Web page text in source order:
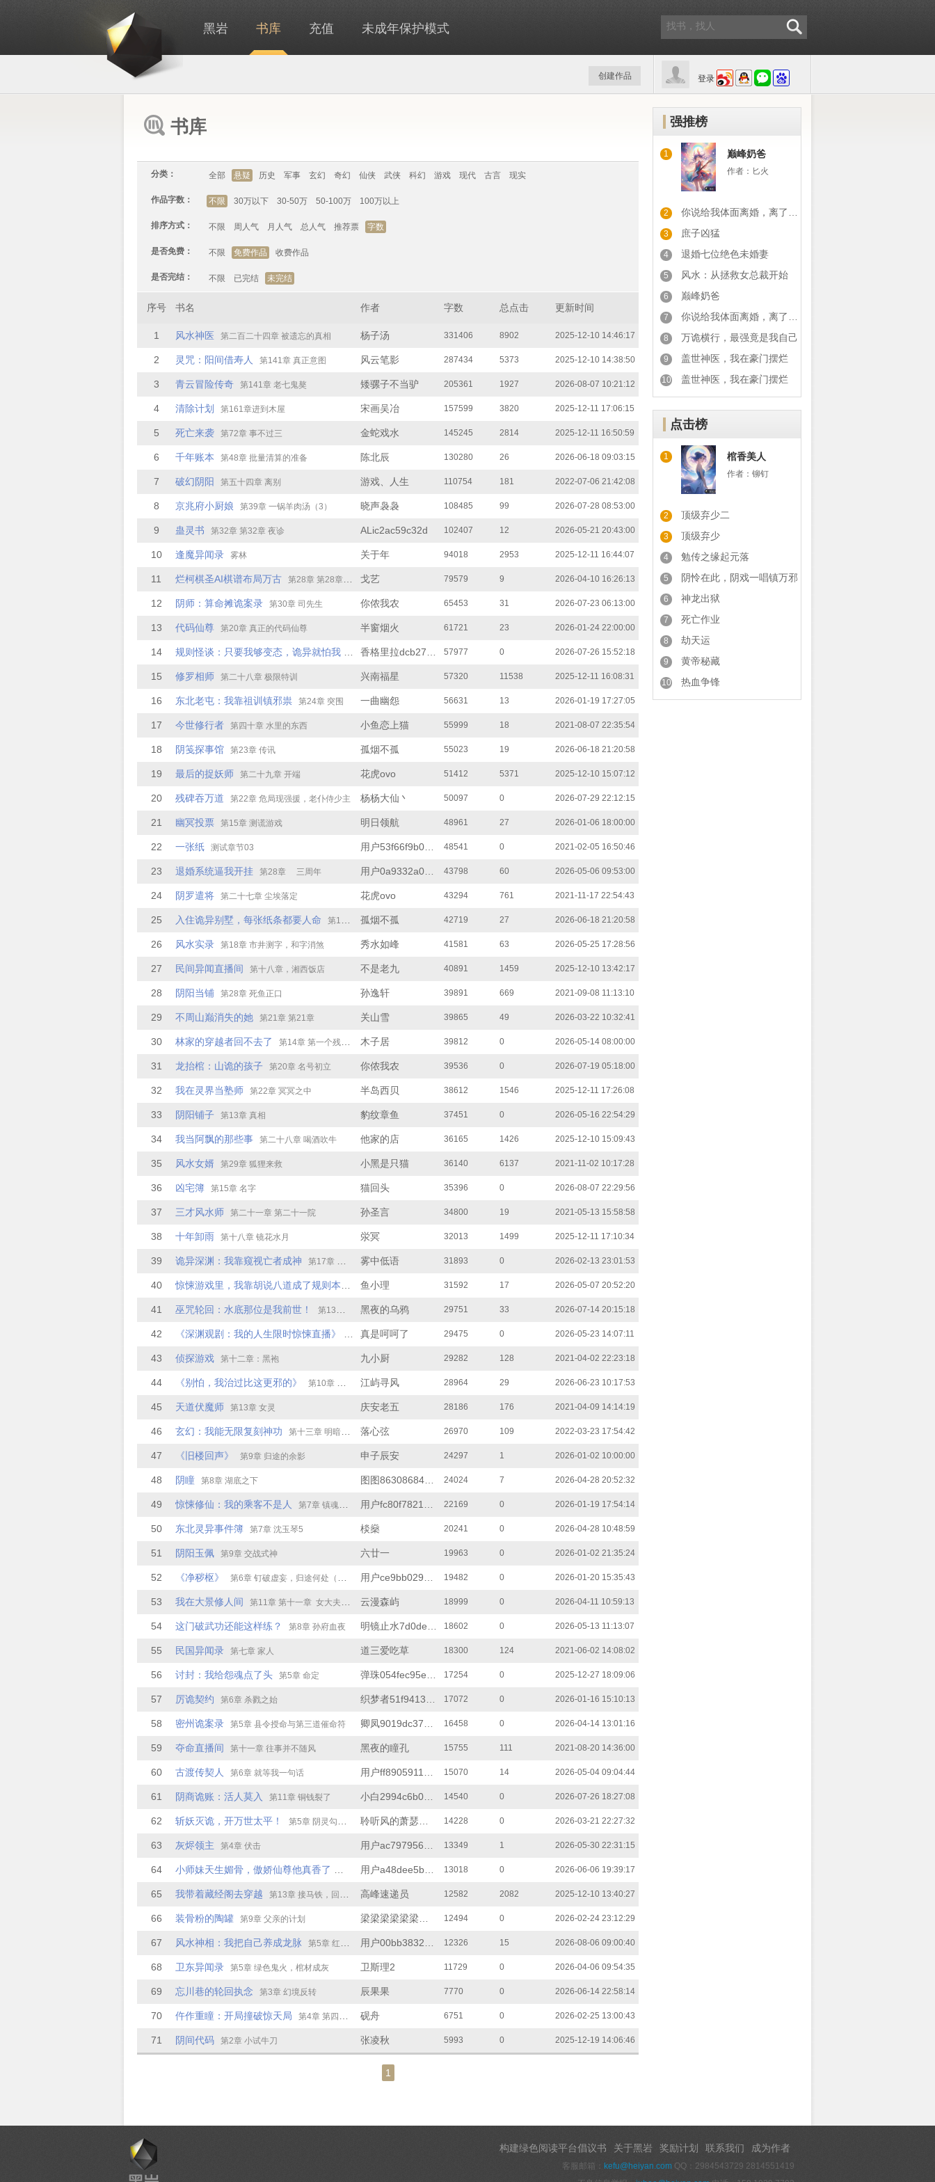
黑岩 书库 充值 未成年保护模式
登录
创建作品
书库
分类： 全部 悬疑 历史 军事 玄幻 奇幻 仙侠 武侠 科幻 游戏 现代 古言 现实
作品字数： 不限 30万以下 30-50万 50-100万 100万以上
排序方式： 不限 周人气 月人气 总人气 推荐票 字数
是否免费： 不限 免费作品 收费作品
是否完结： 不限 已完结 未完结
序号 书名 作者 字数 总点击 更新时间
1 风水神医 第二百二十四章 被遗忘的真相 杨子汤 331406 8902 2025-12-10 14:46:17
2 灵咒：阳间借寿人 第141章 真正意图 风云笔影 287434 5373 2025-12-10 14:38:50
3 青云冒险传奇 第141章 老七鬼獒 矮骡子不当驴 205361 1927 2026-08-07 10:21:12
4 清除计划 第161章进到木屋 宋画吴冶 157599 3820 2025-12-11 17:06:15
5 死亡来袭 第72章 事不过三 金蛇戏水 145245 2814 2025-12-11 16:50:59
6 千年账本 第48章 批量清算的准备 陈北辰 130280 26 2026-06-18 09:03:15
7 破幻阴阳 第五十四章 离别 游戏、人生 110754 181 2022-07-06 21:42:08
8 京兆府小厨娘 第39章 一锅羊肉汤（3） 晓声袅袅 108485 99 2026-07-28 08:53:00
9 蛊灵书 第32章 第32章 夜诊 ALic2ac59c32d 102407 12 2026-05-21 20:43:00
10 逢魔异闻录 雾林 关于年 94018 2953 2025-12-11 16:44:07
11 烂柯棋圣AI棋谱布局万古 第28章 第28章 第28章 三个月布局！陈柯的【天道棋盘】 戈艺 79579 9 2026-04-10 16:26:13
12 阴师：算命摊诡案录 第30章 司先生 你侬我农 65453 31 2026-07-23 06:13:00
13 代码仙尊 第20章 真正的代码仙尊 半窗烟火 61721 23 2026-01-24 22:00:00
14 规则怪谈：只要我够变态，诡异就怕我 第40章 深渊主宰的终极上市与万界大结局
57977 0 2026-07-26 15:52:18
15 修罗相师 第二十八章 极限特训 兴南福星 57320 11538 2025-12-11 16:08:31
16 东北老屯：我靠祖训镇邪祟 第24章 突围 一曲幽怨 56631 13 2026-01-19 17:27:05
17 今世修行者 第四十章 水里的东西 小鱼恋上猫 55999 18 2021-08-07 22:35:54
18 阴笺探事馆 第23章 传讯 孤烟不孤 55023 19 2026-06-18 21:20:58
19 最后的捉妖师 第二十九章 开端 花虎ovo 51412 5371 2025-12-10 15:07:12
20 残碑吞万道 第22章 危局现强援，老仆侍少主 杨杨大仙丶 50097 0 2026-07-29 22:12:15
21 幽冥投票 第15章 测谎游戏 明日领航 48961 27 2026-01-06 18:00:00
22 一张纸 测试章节03 48541 0 2021-02-05 16:50:46
23 退婚系统逼我开挂 第28章 三周年 43798 60 2026-05-06 09:53:00
24 阴罗遣将 第二十七章 尘埃落定 花虎ovo 43294 761 2021-11-17 22:54:43
25 入住诡异别墅，每张纸条都要人命 第17章 密道限时封锁，全队奔赴山村古宅 孤烟不孤 42719 27 2026-06-18 21:20:58
26 风水实录 第18章 市井测字，和字消煞 秀水如峰 41581 63 2026-05-25 17:28:56
27 民间异闻直播间 第十八章，湘西饭店 不是老九 40891 1459 2025-12-10 13:42:17
28 阴阳当铺 第28章 死鱼正口 孙逸轩 39891 669 2021-09-08 11:13:10
29 不周山巅消失的她 第21章 第21章 关山雪 39865 49 2026-03-22 10:32:41
30 林家的穿越者回不去了 第14章 第一个残响（下） 木子居 39812 0 2026-05-14 08:00:00
31 龙抬棺：山诡的孩子 第20章 名号初立 你侬我农 39536 0 2026-07-19 05:18:00
32 我在灵界当塾师 第22章 冥冥之中 半岛西贝 38612 1546 2025-12-11 17:26:08
33 阴阳铺子 第13章 真相 豹纹章鱼 37451 0 2026-05-16 22:54:29
34 我当阿飘的那些事 第二十八章 喝酒吹牛 他家的店 36165 1426 2025-12-10 15:09:43
35 风水女婿 第29章 狐狸来救 小黑是只猫 36140 6137 2021-11-02 10:17:28
36 凶宅簿 第15章 名字 猫回头 35396 0 2026-08-07 22:29:56
37 三才风水师 第二十一章 第二十一院 孙圣言 34800 19 2021-05-13 15:58:58
38 十年卸雨 第十八章 镜花水月 泶冥 32013 1499 2025-12-11 17:10:34
39 诡异深渊：我靠窥视亡者成神 第17章 电话里的诡？ 雾中低语 31893 0 2026-02-13 23:01:53
40 第10章 新玩家入场
鱼小理 31592 17 2026-05-07 20:52:20
41 巫咒轮回：水底那位是我前世！ 第13章 你是刘妃吗？ 黑夜的乌鸦 29751 33 2026-07-14 20:15:18
42 《深渊观剧：我的人生限时惊悚直播》 第13章 恶童之死，暴走的屠夫买单
真是呵呵了 29475 0 2026-05-23 14:07:11
43 侦探游戏 第十二章：黑袍 九小厨 29282 128 2021-04-02 22:23:18
44 《别怕，我治过比这更邪的》 第10章 第一个也姓李 江屿寻风 28964 29 2026-06-23 10:17:53
45 天道伏魔师 第13章 女灵 庆安老五 28186 176 2021-04-09 14:14:19
46 玄幻：我能无限复刻神功 第十三章 明暗相斗 落心弦 26970 109 2022-03-23 17:54:42
47 《旧楼回声》 第9章 归途的余影 申子辰安 24297 1 2026-01-02 10:00:00
48 阴瞳 第8章 湖底之下 24024 7 2026-04-28 20:52:32
49 惊悚修仙：我的乘客不是人 第7章 镇魂铃响，黄泉路开（下） 22169 0 2026-01-19 17:54:14
50 东北灵异事件簿 第7章 沈玉琴5 棪燊 20241 0 2026-04-28 10:48:59
51 阴阳玉佩 第9章 交战式神 六廿一 19963 0 2026-01-02 21:35:24
52 《净秽枢》 第6章 钉破虚妄，归途何处（下） 19482 0 2026-01-20 15:35:43
53 我在大景修人间 第11章 第十一章 女大夫的火锅初体验 云漫森屿 18999 0 2026-04-11 10:59:13
54 这门破武功还能这样练？ 第8章 孙府血夜 18602 0 2026-05-13 11:13:07
55 民国异闻录 第七章 家人 道三爱吃草 18300 124 2021-06-02 14:08:02
56 讨封：我给怨魂点了头 第5章 命定 17254 0 2025-12-27 18:09:06
57 厉诡契约 第6章 杀戮之始 17072 0 2026-01-16 15:10:13
58 密州诡案录 第5章 县令授命与第三道催命符 16458 0 2026-04-14 13:01:16
59 夺命直播间 第十一章 往事并不随风 黑夜的瞳孔 15755 111 2021-08-20 14:36:00
60 古渡传契人 第6章 就等我一句话 15070 14 2026-05-04 09:04:44
61 阴商诡账：活人莫入 第11章 铜钱裂了 14540 0 2026-07-26 18:27:08
62 斩妖灭诡，开万世太平！ 第5章 阴灵勾魂！师父残魂突然显圣 14228 0 2026-03-21 22:27:32
63 灰烬领主 第4章 伏击 13349 1 2026-05-30 22:31:15
64 小师妹天生媚骨，傲娇仙尊他真香了 第6章 仙尊的飞剑在抗议什么 13018 0 2026-06-06 19:39:17
65 我带着藏经阁去穿越 第13章 接马铁，回金城 高峰速递员 12582 2082 2025-12-10 13:40:27
66 装骨粉的陶罐 第9章 父亲的计划 12494 0 2026-02-24 23:12:29
67 风水神相：我把自己养成龙脉 第5章 红绳里封着一个活人 12326 15 2026-08-06 09:00:40
68 卫东异闻录 第5章 绿色鬼火，棺材成灰 卫斯理2 11729 0 2026-04-06 09:54:35
69 忘川巷的轮回执念 第3章 幻境反转 辰果果 7770 0 2026-06-14 22:58:14
70 仵作重瞳：开局撞破惊天局 第4章 第四章 窑火气息，暗影窥猎 砚舟 6751 0 2026-02-25 13:00:43
71 阴间代码 第2章 小试牛刀 张凌秋 5993 0 2025-12-19 14:06:46
1
强推榜
1 巅峰奶爸
作者： 匕火
2 你说给我体面离婚，离了你又后悔
3 庶子凶猛
4 退婚七位绝色未婚妻
5 风水：从拯救女总裁开始
6 巅峰奶爸
7 你说给我体面离婚，离了你又后悔
8 万诡横行，最强竟是我自己
9 盖世神医，我在豪门摆烂
10 盖世神医，我在豪门摆烂
点击榜
1 棺香美人
作者： 铆钉
2 顶级弃少二
3 顶级弃少
4 勉传之缘起元落
5 阴怜在此，阴戏一唱镇万邪
6 神龙出狱
7 死亡作业
8 劫天运
9 黄帝秘藏
10 热血争锋
构建绿色阅读平台倡议书 关于黑岩 奖励计划 联系我们 成为作者
客服邮箱： kefu@heiyan.com QQ：2984543729 2814551419